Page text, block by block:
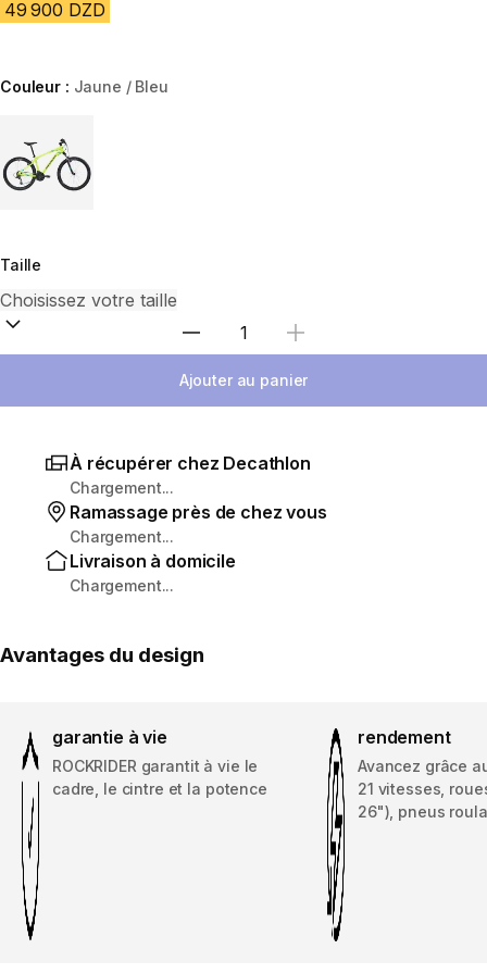
49 900 DZD
Couleur : Jaune / Bleu
Taille
Sélectionnez la quantité
Ajouter au panier
À récupérer chez Decathlon
Chargement...
Ramassage près de chez vous
Chargement...
Livraison à domicile
Chargement...
Avantages du design
garantie à vie
ROCKRIDER garantit à vie le
cadre, le cintre et la potence
rendement
Avancez grâce
21 vitesses,
26"), pneus